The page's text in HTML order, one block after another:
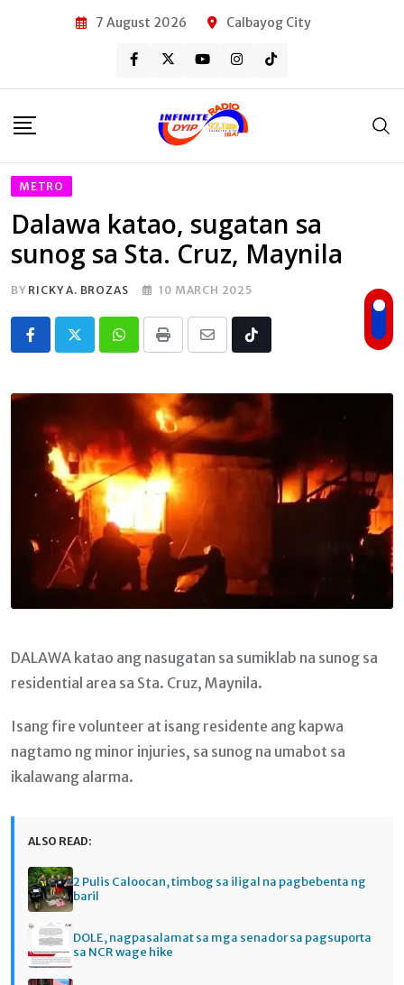
7 August 2026 Calbayog City
METRO
Dalawa katao, sugatan sa
sunog sa Sta. Cruz, Maynila
BY RICKY A. BROZAS 10 MARCH 2025
Whatsapp
Print
Share
Email
Tiktok
DALAWA katao ang nasugatan sa sumiklab na sunog sa
residential area sa Sta. Cruz, Maynila.
Isang fire volunteer at isang residente ang kapwa
nagtamo ng minor injuries, sa sunog na umabot sa
ikalawang alarma.
ALSO READ:
2 Pulis Caloocan, timbog sa iligal na pagbebenta ng
baril
DOLE, nagpasalamat sa mga senador sa pagsuporta
sa NCR wage hike